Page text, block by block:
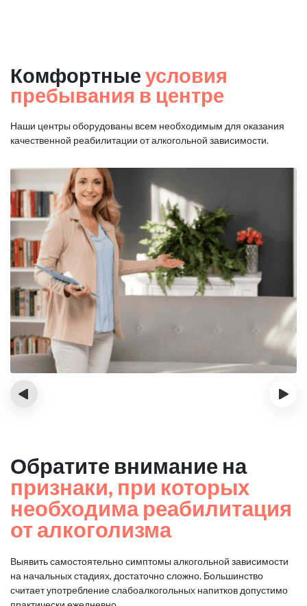
Комфортные условия
пребывания в центре
Наши центры оборудованы всем необходимым для оказания
качественной реабилитации от алкогольной зависимости.
‹ ›
Обратите внимание на
признаки, при которых
необходима реабилитация
от алкоголизма
Выявить самостоятельно симптомы алкогольной зависимости
на начальных стадиях, достаточно сложно. Большинство
считает употребление слабоалкогольных напитков допустимо